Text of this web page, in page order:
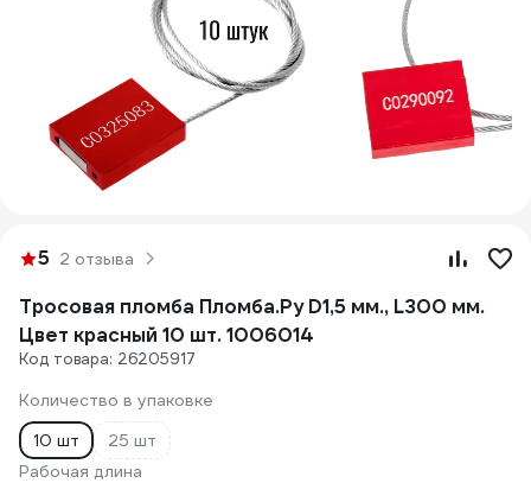
5 2 отзыва
Тросовая пломба Пломба.Ру D1,5 мм., L300 мм.
Цвет красный 10 шт. 1006014
Код товара: 26205917
Количество в упаковке
10 шт
25 шт
Рабочая длина